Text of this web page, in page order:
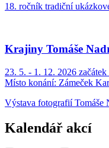
18. ročník tradiční
Krajiny Tomáše
23. 5. - 1. 12. 2026
Místo konání: Zámeček
Výstava fotografií Tomáše
Kalendář akcí